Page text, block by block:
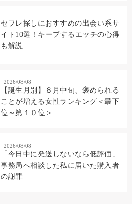
セフレ探しにおすすめの出会い系サ
イト10選！キープするエッチの心得
も解説
2026/08/08
【誕生月別】８月中旬、褒められる
ことが増える女性ランキング＜最下
位～第１０位＞
2026/08/08
「今日中に発送しないなら低評価」
事務局へ相談した私に届いた購入者
の謝罪